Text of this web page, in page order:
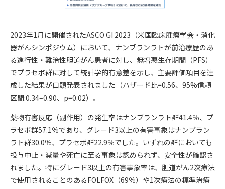
2023年1月に開催されたASCO GI 2023（米国臨床腫瘍学会・消化
器がんシンポジウム）において、ナンブランラトが前治療歴のあ
る進行性・難治性胆道がん患者に対し、無増悪生存期間（PFS）
でプラセボ群に対して統計学的有意差を示し、主要評価項目を達
成した結果が口頭発表されました（ハザード比=0.56、95%信頼
区間:0.34–0.90、p=0.02）。
薬物有害反応（副作用）の発生率はナンブランラト群41.4％、プ
ラセボ群57.1％であり、グレード3以上の有害事象はナンブラン
ラト群30.0％、プラセボ群22.9％でした。いずれの群においても
投与中止・減量や死亡に至る事象は認められず、安全性が確認さ
れました。特にグレード3以上の有害事象率は、胆道がん2次療法
で使用されることのあるFOLFOX（69％）や1次療法の標準治療